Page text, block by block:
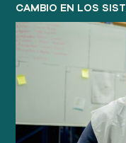
CAMBIO EN LOS